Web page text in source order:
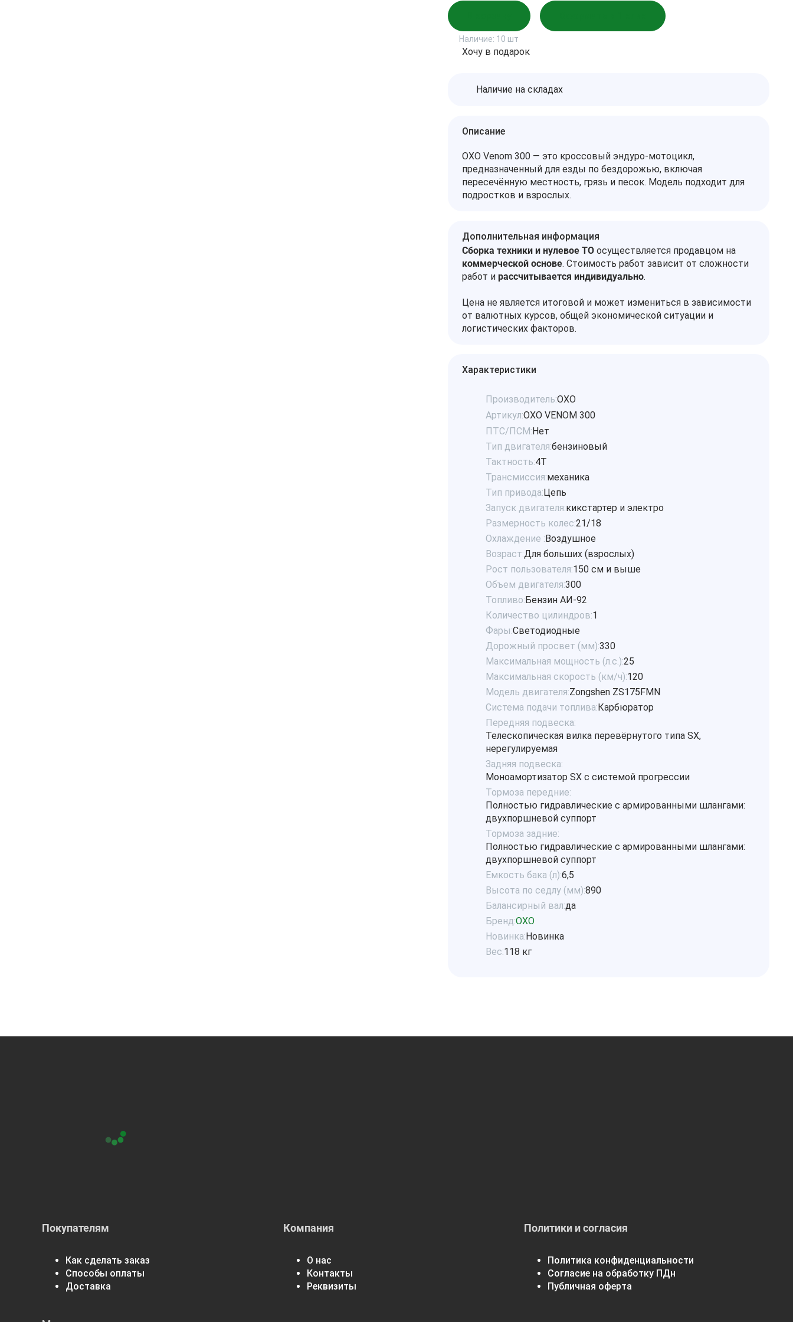
Наличие: 10 шт
Хочу в подарок
Наличие на складах
Описание
OXO Venom 300 — это кроссовый эндуро-мотоцикл,
предназначенный для езды по бездорожью, включая
пересечённую местность, грязь и песок. Модель подходит для
подростков и взрослых.
Дополнительная информация
Сборка техники и нулевое ТОосуществляется продавцом на
коммерческой основе. Стоимость работ зависит от сложности
работ и рассчитывается индивидуально.
Цена не является итоговой и может измениться в зависимости
от валютных курсов, общей экономической ситуации и
логистических факторов.
Характеристики
Производитель:OXO
Артикул:OXO VENOM 300
ПТС/ПСМ:Нет
Тип двигателя:бензиновый
Тактность:4Т
Трансмиссия:механика
Тип привода:Цепь
Запуск двигателя:кикстартер и электро
Размерность колес:21/18
Охлаждение :Воздушное
Возраст:Для больших (взрослых)
Рост пользователя:150 см и выше
Объем двигателя:300
Топливо:Бензин АИ-92
Количество цилиндров:1
Фары:Светодиодные
Дорожный просвет (мм):330
Максимальная мощность (л.с.):25
Максимальная скорость (км/ч):120
Модель двигателя:Zongshen ZS175FMN
Система подачи топлива:Карбюратор
Передняя подвеска:
Телескопическая вилка перевёрнутого типа SX,
нерегулируемая
Задняя подвеска:
Моноамортизатор SX с системой прогрессии
Тормоза передние:
Полностью гидравлические с армированными шлангами:
двухпоршневой суппорт
Тормоза задние:
Полностью гидравлические с армированными шлангами:
двухпоршневой суппорт
Емкость бака (л):6,5
Высота по седлу (мм):890
Балансирный вал:да
Бренд:OXO
Новинка:Новинка
Вес:118 кг
Покупателям
Как сделать заказ
Способы оплаты
Доставка
Компания
О нас
Контакты
Реквизиты
Политики и согласия
Политика конфиденциальности
Согласие на обработку ПДн
Публичная оферта